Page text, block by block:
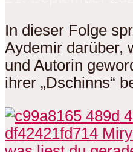
In dieser Folge
Aydemir darüber,
und Autorin
ihrer „Dschinns“